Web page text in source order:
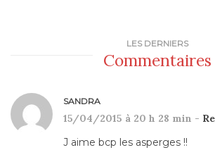
LES DERNIERS
Commentaires
SANDRA
15/04/2015 à 20 h 28 min -
J aime bcp les asperges !!